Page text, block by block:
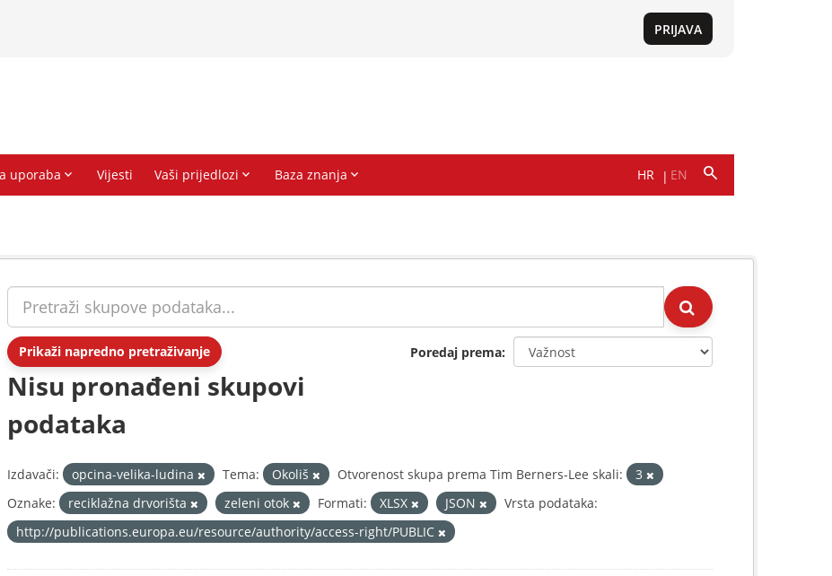
Prikaži napredno pretraživanje Poredaj prema
Nisu pronađeni skupovi
podataka
Izdavači: opcina-velika-ludina Tema: Okoliš Otvorenost skupa prema Tim Berners-Lee skali:
3
Oznake:
reciklažna drvorišta zeleni otok Formati: XLSX JSON
Vrsta podataka:
http://publications.europa.eu/resource/authority/access-right/PUBLIC